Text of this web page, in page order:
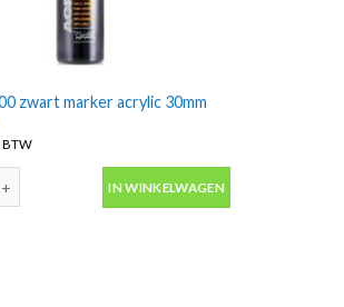
zwart marker acrylic 30mm
BTW
IN WINKELWAGEN